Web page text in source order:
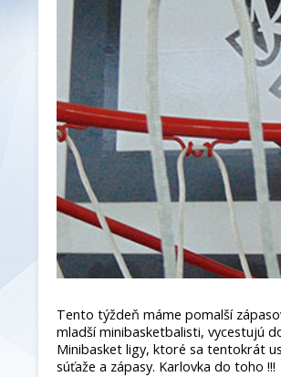
Tento týždeň máme pomalší
mladší minibasketbalisti, vycestujú
Minibasket ligy, ktoré sa tentokrát
súťaže a zápasy. Karlovka do toho !!!